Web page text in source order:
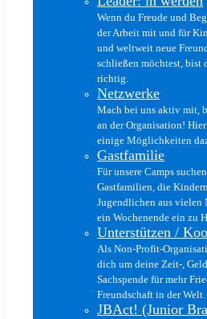
Wenn du Freude und
der Arbeit mit und für
und weltweit neue
schließen möchtest, bist
richtig.
Netzwerke
Mach bei uns aktiv mit,
an der Organisation!
einige Möglichkeiten
Gastfamilie
Für unsere Camps
Gastfamilien, die
Jugendlichen aus vielen
ein Wochenende ein zu
Unterstützen /
Als Non-Profit-
dich um deine Zeit-,
Sachspende für mehr
Freundschaft in der Welt.
JBAct! (Junior